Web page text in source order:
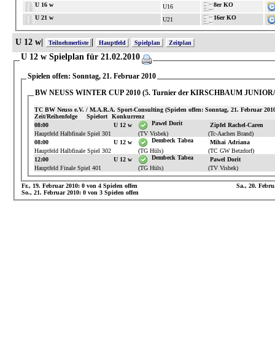
U 16 w
U16
8er KO
U 21 w
U21 16er KO
U 12 w| Teilnehmerliste Hauptfeld Spielplan Zeitplan
U 12 w Spielplan für 21.02.2010
Spielen offen: Sonntag, 21. Februar 2010
BW NEUSS WINTER CUP 2010 (5. Turnier der KIRSCHBAUM
TC BW Neuss e.V. / M.A.R.A. Sport-Consulting (Spielen offen: Sonntag, 21. Februar
Zeit/Reihenfolge
Spielort
Konkurrenz
08:00
U 12 w Pawel Dorit
Zipfel Rachel-Caren
Hauptfeld Halbfinale Spiel 301
(TV Visbek)
(Tc-Aachen Brand)
08:00
U 12 w Dembeck Tabea
Mihai Adriana
Hauptfeld Halbfinale Spiel 302
(TG Hüls)
(TC GW Betzdorf)
12:00
U 12 w Dembeck Tabea
Pawel Dorit
Hauptfeld Finale Spiel 401
(TG Hüls) (TV Visbek)
Fr., 19. Februar 2010: 0 von 4 Spielen offen
Sa., 20.
So., 21. Februar 2010: 0 von 3 Spielen offen